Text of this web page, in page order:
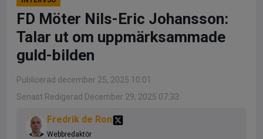
FD Möter Nils-Eric Johansson:
Talar ut om uppmärksammade
guld-bilden
Publicerad december 25, 2025 10:01
Senast Redigerad December 29, 2025 07:33
Fredrik de Ron
Webbredaktör